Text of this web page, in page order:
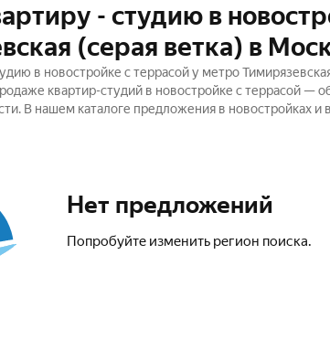
- студию в
(серая ветка) в
в новостройке с террасой у метро
квартир-студий в новостройке с террасой —
В нашем каталоге предложения в новостройках
Нет предложений
Попробуйте изменить регион поиска.